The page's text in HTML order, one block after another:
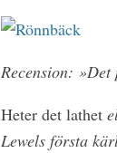
Recension: »Det
Heter det lathet
Lewels första